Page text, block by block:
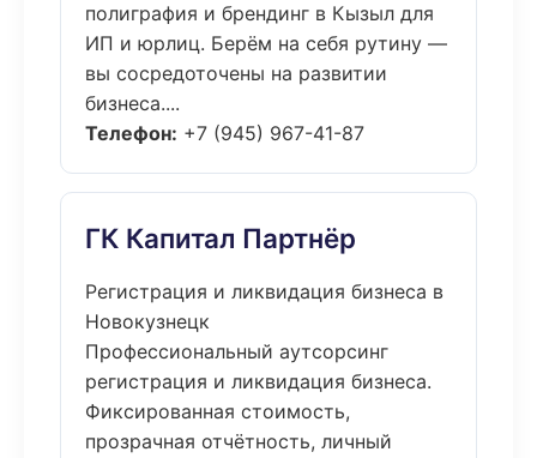
полиграфия и брендинг в Кызыл для
ИП и юрлиц. Берём на себя рутину —
вы сосредоточены на развитии
бизнеса....
Телефон: +7 (945) 967-41-87
ГК Капитал Партнёр
Регистрация и ликвидация бизнеса в
Новокузнецк
Профессиональный аутсорсинг
регистрация и ликвидация бизнеса.
Фиксированная стоимость,
прозрачная отчётность, личный